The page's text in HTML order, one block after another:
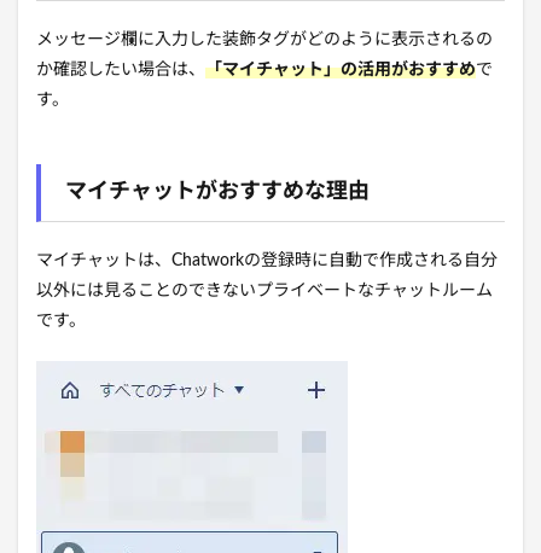
メッセージ欄に入力した装飾タグがどのように表示されるの
か確認したい場合は、 「マイチャット」の活用がおすすめで
す。
マイチャットがおすすめな理由
マイチャットは、Chatworkの登録時に自動で作成される自分
以外には見ることのできないプライベートなチャットルーム
です。